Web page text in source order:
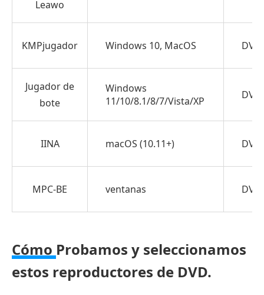
Reproductor
de
Blu-
ray
Master
Free:
Ideal
una
reproducción
sin
restricciones
de
región.
Leawo
KMPjugador Windows 10, MacOS
Jugador de
bote
Windows
11/10/8.1/8/7/Vista/XP
IINA macOS (10.11+)
MPC-BE ventanas
Cómo Probamos y seleccionamos
estos reproductores de DVD.